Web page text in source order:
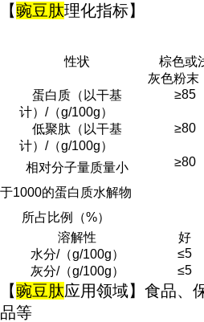
【豌豆肽理化指标】
性状
棕色或
灰色粉末
蛋白质（以干基
计）/（g/100g）
≥85
低聚肽（以干基
计）/（g/100g）
≥80
相对分子量质量小
于1000的蛋白质水解物
所占比例（%）
≥80
溶解性
好
水分/（g/100g）
≤5
灰分/（g/100g）
≤5
【豌豆肽应用领域】食品、
品等